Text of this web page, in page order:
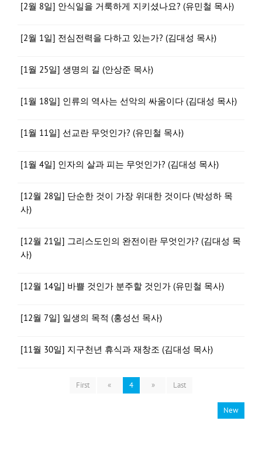
[2월 8일] 안식일을 거룩하게 지키셨나요? (유민철 목사)
[2월 1일] 전심전력을 다하고 있는가? (김대성 목사)
[1월 25일] 생명의 길 (안상준 목사)
[1월 18일] 인류의 역사는 선악의 싸움이다 (김대성 목사)
[1월 11일] 선교란 무엇인가? (유민철 목사)
[1월 4일] 인자의 살과 피는 무엇인가? (김대성 목사)
[12월 28일] 단순한 것이 가장 위대한 것이다 (박성하 목
사)
[12월 21일] 그리스도인의 완전이란 무엇인가? (김대성 목
사)
[12월 14일] 바쁠 것인가 분주할 것인가 (유민철 목사)
[12월 7일] 일생의 목적 (홍성선 목사)
[11월 30일] 지구천년 휴식과 재창조 (김대성 목사)
First « 4 » Last
New